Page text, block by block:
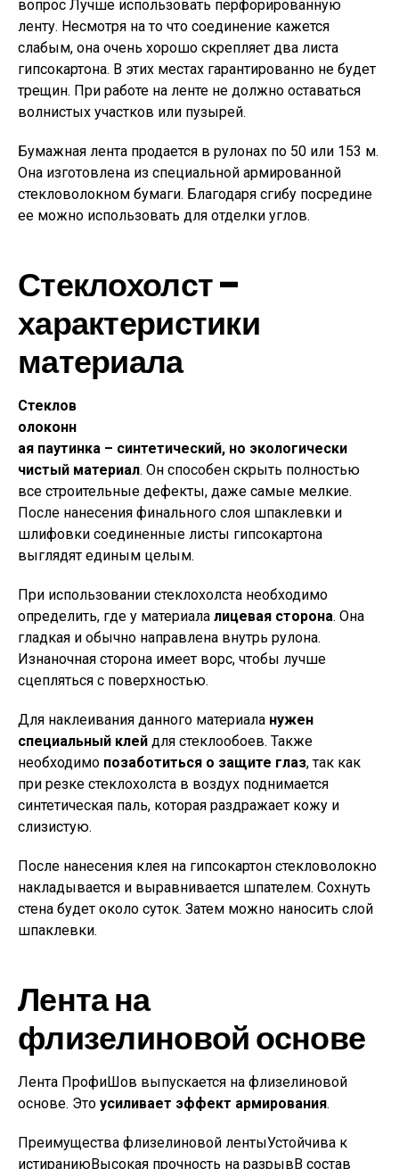
вопрос Лучше использовать перфорированную
ленту. Несмотря на то что соединение кажется
слабым, она очень хорошо скрепляет два листа
гипсокартона. В этих местах гарантированно не будет
трещин. При работе на ленте не должно оставаться
волнистых участков или пузырей.
Бумажная лента продается в рулонах по 50 или 153 м.
Она изготовлена из специальной армированной
стекловолокном бумаги. Благодаря сгибу посредине
ее можно использовать для отделки углов.
Стеклохолст –
характеристики
материала
Стеклов
олоконн
ая паутинка – синтетический, но экологически
чистый материал. Он способен скрыть полностью
все строительные дефекты, даже самые мелкие.
После нанесения финального слоя шпаклевки и
шлифовки соединенные листы гипсокартона
выглядят единым целым.
При использовании стеклохолста необходимо
определить, где у материала лицевая сторона. Она
гладкая и обычно направлена внутрь рулона.
Изнаночная сторона имеет ворс, чтобы лучше
сцепляться с поверхностью.
Для наклеивания данного материала нужен
специальный клей для стеклообоев. Также
необходимо позаботиться о защите глаз, так как
при резке стеклохолста в воздух поднимается
синтетическая паль, которая раздражает кожу и
слизистую.
После нанесения клея на гипсокартон стекловолокно
накладывается и выравнивается шпателем. Сохнуть
стена будет около суток. Затем можно наносить слой
шпаклевки.
Лента на
флизелиновой основе
Лента ПрофиШов выпускается на флизелиновой
основе. Это усиливает эффект армирования.
Преимущества флизелиновой лентыУстойчива к
истираниюВысокая прочность на разрывВ состав